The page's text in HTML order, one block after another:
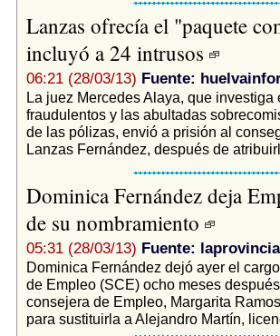
Lanzas ofrecía el "paquete
incluyó a 24 intrusos
06:21 (28/03/13) Fuente:
La juez Mercedes Alaya, que
fraudulentos y las abultadas
de las pólizas, envió a prisión al
Lanzas Fernández, después de
Dominica Fernández deja
de su nombramiento
05:31 (28/03/13) Fuente:
Dominica Fernández dejó ayer el
de Empleo (SCE) ocho meses
consejera de Empleo, Margarita
para sustituirla a Alejandro Martín,